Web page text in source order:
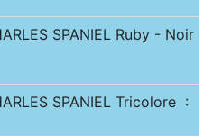
SPANIEL Ruby - Noir
SPANIEL Tricolore : 2